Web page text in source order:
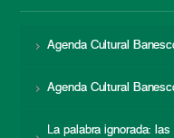
Agenda Cultural
Agenda Cultural
La palabra ignorada: